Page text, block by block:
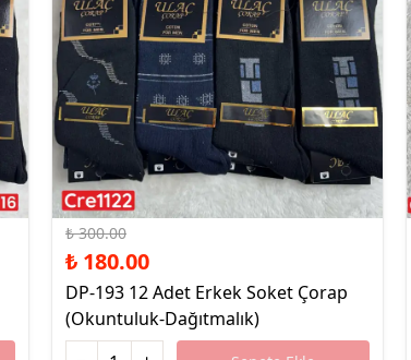
%40 İndirim
₺ 300.00
₺ 180.00
DP-193 12 Adet Erkek Soket Çorap
(Okuntuluk-Dağıtmalık)